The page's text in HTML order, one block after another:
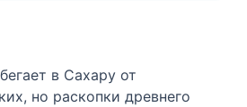
в Сахару от
но раскопки древнего